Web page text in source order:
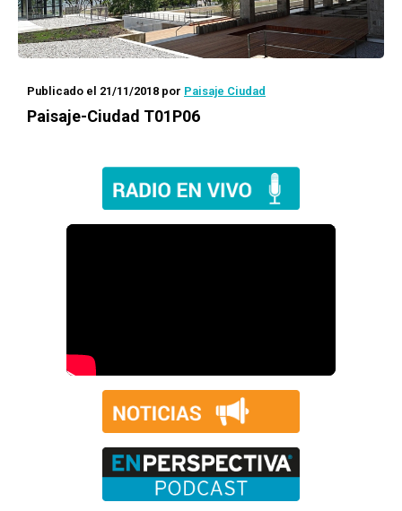
Publicado el 21/11/2018 por Paisaje Ciudad
Paisaje-Ciudad T01P06